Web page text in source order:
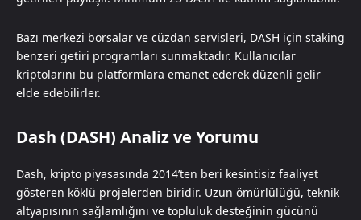
Bazı merkezi borsalar ve cüzdan servisleri, DASH için staking
benzeri getiri programları sunmaktadır. Kullanıcılar
kriptolarını bu platformlara emanet ederek düzenli gelir
elde edebilirler.
Dash (DASH) Analiz ve Yorumu
Dash, kripto piyasasında 2014’ten beri kesintisiz faaliyet
gösteren köklü projelerden biridir. Uzun ömürlülüğü, teknik
altyapısının sağlamlığını ve topluluk desteğinin gücünü